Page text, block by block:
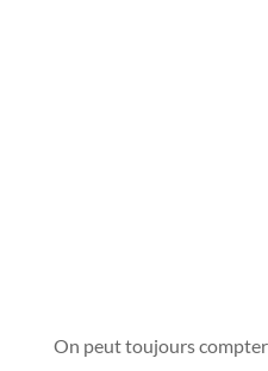
On peut toujours